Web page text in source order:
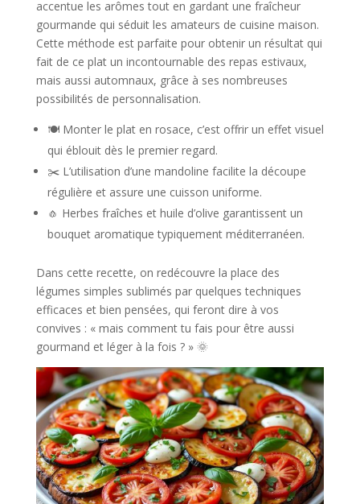
accentue les arômes tout en gardant une fraîcheur
gourmande qui séduit les amateurs de cuisine maison.
Cette méthode est parfaite pour obtenir un résultat qui
fait de ce plat un incontournable des repas estivaux,
mais aussi automnaux, grâce à ses nombreuses
possibilités de personnalisation.
🍽️ Monter le plat en rosace, c’est offrir un effet visuel
qui éblouit dès le premier regard.
✂️ L’utilisation d’une mandoline facilite la découpe
régulière et assure une cuisson uniforme.
🧄 Herbes fraîches et huile d’olive garantissent un
bouquet aromatique typiquement méditerranéen.
Dans cette recette, on redécouvre la place des
légumes simples sublimés par quelques techniques
efficaces et bien pensées, qui feront dire à vos
convives : « mais comment tu fais pour être aussi
gourmand et léger à la fois ? » 🌞